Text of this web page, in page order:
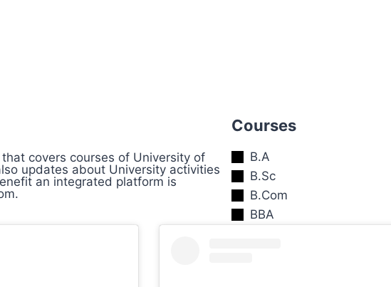
covers courses of University of
updates about University activities
an integrated platform is
Courses
B.A
B.Sc
B.Com
BBA